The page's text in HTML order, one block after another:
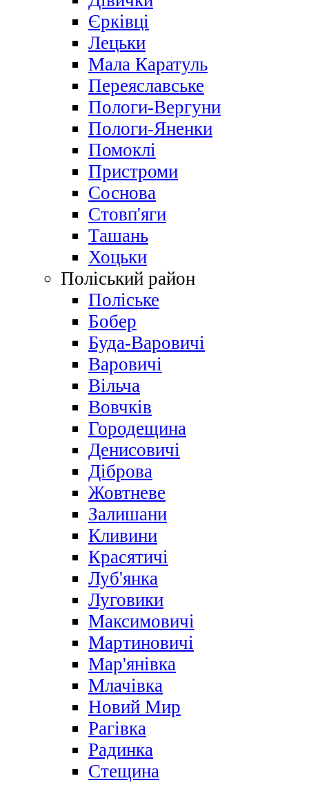
Єрківці
Лецьки
Мала Каратуль
Переяславське
Пологи-Вергуни
Пологи-Яненки
Помоклі
Пристроми
Соснова
Стовп'яги
Ташань
Хоцьки
Поліський район
Поліське
Бобер
Буда-Варовичі
Варовичі
Вільча
Вовчків
Городещина
Денисовичі
Діброва
Жовтневе
Залишани
Кливини
Красятичі
Луб'янка
Луговики
Максимовичі
Мартиновичі
Мар'янівка
Млачівка
Новий Мир
Рагівка
Радинка
Стещина